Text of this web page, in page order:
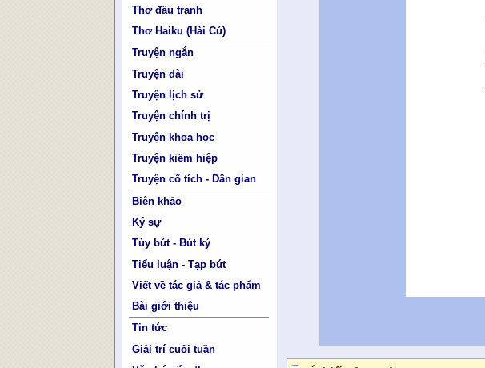
Thơ đấu tranh
Thơ Haiku (Hài Cú)
Truyện ngắn
Truyện dài
Truyện lịch sử
Truyện chính trị
Truyện khoa học
Truyện kiếm hiệp
Truyện cổ tích - Dân gian
Biên khảo
Ký sự
Tùy bút - Bút ký
Tiểu luận - Tạp bút
Viết về tác giả & tác phẩm
Bài giới thiệu
Tin tức
Giải trí cuối tuần